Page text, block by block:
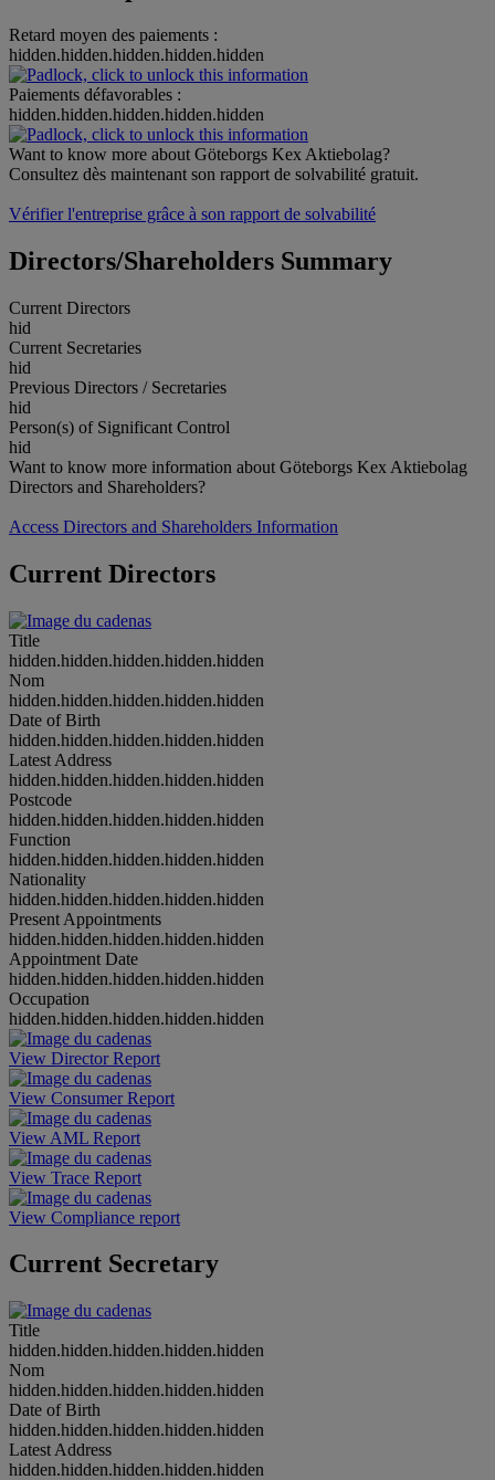
Retard moyen des paiements :
hidden.hidden.hidden.hidden.hidden
Paiements défavorables :
hidden.hidden.hidden.hidden.hidden
Want to know more about Göteborgs Kex Aktiebolag?
Consultez dès maintenant son rapport de solvabilité gratuit.
Vérifier l'entreprise grâce à son rapport de solvabilité
Directors/Shareholders Summary
Current Directors
hid
Current Secretaries
hid
Previous Directors / Secretaries
hid
Person(s) of Significant Control
hid
Want to know more information about Göteborgs Kex Aktiebolag
Directors and Shareholders?
Access Directors and Shareholders Information
Current Directors
Title
hidden.hidden.hidden.hidden.hidden
Nom
hidden.hidden.hidden.hidden.hidden
Date of Birth
hidden.hidden.hidden.hidden.hidden
Latest Address
hidden.hidden.hidden.hidden.hidden
Postcode
hidden.hidden.hidden.hidden.hidden
Function
hidden.hidden.hidden.hidden.hidden
Nationality
hidden.hidden.hidden.hidden.hidden
Present Appointments
hidden.hidden.hidden.hidden.hidden
Appointment Date
hidden.hidden.hidden.hidden.hidden
Occupation
hidden.hidden.hidden.hidden.hidden
View Director Report
View Consumer Report
View AML Report
View Trace Report
View Compliance report
Current Secretary
Title
hidden.hidden.hidden.hidden.hidden
Nom
hidden.hidden.hidden.hidden.hidden
Date of Birth
hidden.hidden.hidden.hidden.hidden
Latest Address
hidden.hidden.hidden.hidden.hidden